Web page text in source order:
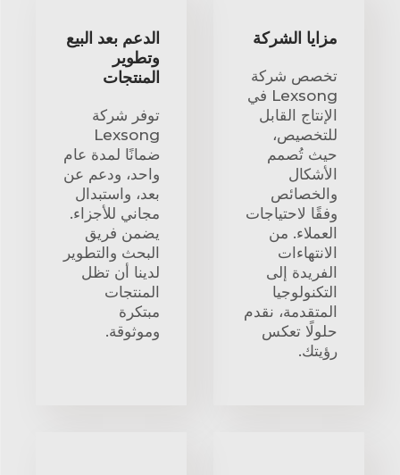
مزايا الشركة
تخصص شركة
Lexsong في
الإنتاج القابل
للتخصيص،
حيث تُصمم
الأشكال
والخصائص
وفقًا لاحتياجات
العملاء. من
الانتهاءات
الفريدة إلى
التكنولوجيا
المتقدمة، نقدم
حلولًا تعكس
رؤيتك.
الدعم بعد البيع
وتطوير
المنتجات
توفر شركة
Lexsong
ضمانًا لمدة عام
واحد، ودعم عن
بعد، واستبدال
مجاني للأجزاء.
يضمن فريق
البحث والتطوير
لدينا أن تظل
المنتجات
مبتكرة
وموثوقة.